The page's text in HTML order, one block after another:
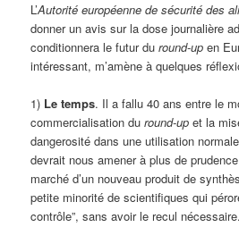
L’Autorité européenne de sécurité des
donner un avis sur la dose journalière
conditionnera le futur duround-up en
intéressant, m’amène à quelques
1) Le temps. Il a fallu 40 ans entre le
commercialisation duround-up et la
dangerosité dans une utilisation
devrait nous amener à plus de
marché d’un nouveau produit de
petite minorité de scientifiques qui
contrôle”, sans avoir le recul nécessaire.